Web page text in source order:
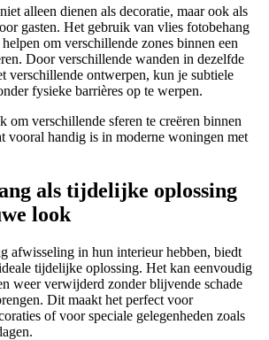
alleen dienen als decoratie, maar ook als
gasten. Het gebruik van vlies fotobehang
om verschillende zones binnen een
Door verschillende wanden in dezelfde
verschillende ontwerpen, kun je subtiele
fysieke barrières op te werpen.
om verschillende sferen te creëren binnen
vooral handig is in moderne woningen met
als tijdelijke oplossing
look
afwisseling in hun interieur hebben, biedt
tijdelijke oplossing. Het kan eenvoudig
weer verwijderd zonder blijvende schade
Dit maakt het perfect voor
of voor speciale gelegenheden zoals